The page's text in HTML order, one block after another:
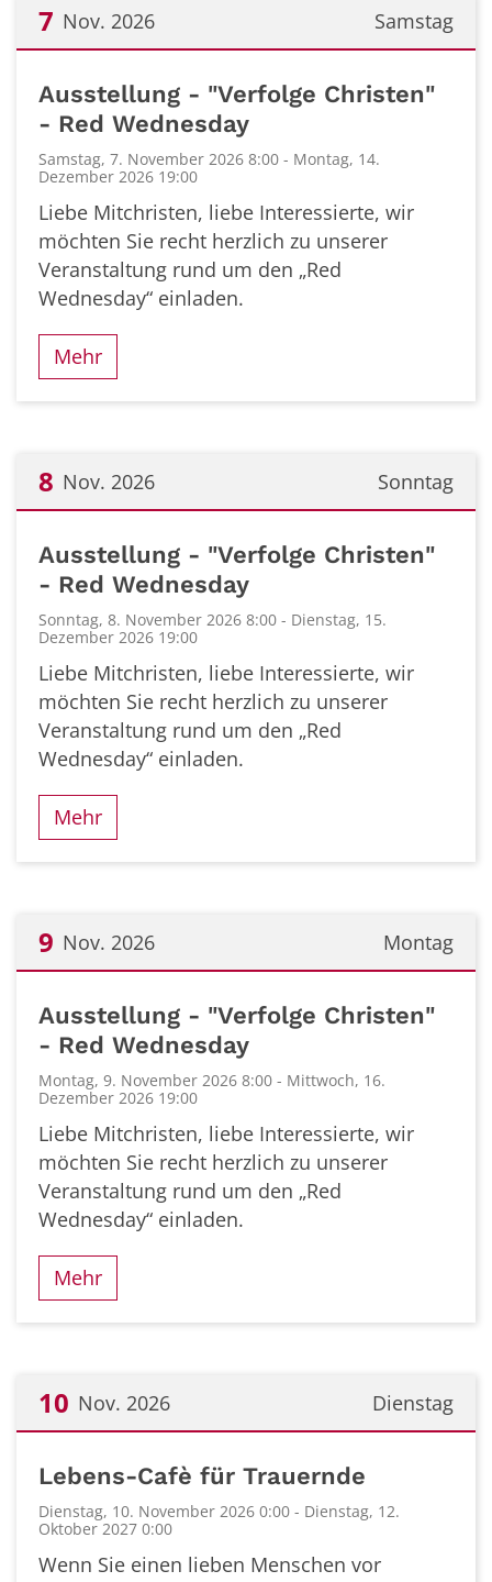
Samstag
7 Nov. 2026
Ausstellung - "Verfolge Christen"
- Red Wednesday
Samstag, 7. November 2026 8:00 - Montag, 14.
Dezember 2026 19:00
Liebe Mitchristen, liebe Interessierte, wir
möchten Sie recht herzlich zu unserer
Veranstaltung rund um den „Red
Wednesday“ einladen.
Mehr
Sonntag
8 Nov. 2026
Ausstellung - "Verfolge Christen"
- Red Wednesday
Sonntag, 8. November 2026 8:00 - Dienstag, 15.
Dezember 2026 19:00
Liebe Mitchristen, liebe Interessierte, wir
möchten Sie recht herzlich zu unserer
Veranstaltung rund um den „Red
Wednesday“ einladen.
Mehr
Montag
9 Nov. 2026
Ausstellung - "Verfolge Christen"
- Red Wednesday
Montag, 9. November 2026 8:00 - Mittwoch, 16.
Dezember 2026 19:00
Liebe Mitchristen, liebe Interessierte, wir
möchten Sie recht herzlich zu unserer
Veranstaltung rund um den „Red
Wednesday“ einladen.
Mehr
Dienstag
10 Nov. 2026
Lebens-Cafè für Trauernde
Dienstag, 10. November 2026 0:00 - Dienstag, 12.
Oktober 2027 0:00
Wenn Sie einen lieben Menschen vor